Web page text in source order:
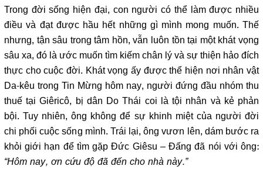
Trong đời sống hiện đại, con người có thể làm được nhiều
điều và đạt được hầu hết những gì mình mong muốn. Thế
nhưng, tận sâu trong tâm hồn, vẫn luôn tồn tại một khát vọng
sâu xa, đó là ước muốn tìm kiếm chân lý và sự thiện hảo đích
thực cho cuộc đời. Khát vọng ấy được thể hiện nơi nhân vật
Da-kêu trong Tin Mừng hôm nay, người đứng đầu nhóm thu
thuế tại Giêricô, bị dân Do Thái coi là tội nhân và kẻ phản
bội. Tuy nhiên, ông không để sự khinh miệt của người đời
chi phối cuộc sống mình. Trái lại, ông vươn lên, dám bước ra
khỏi giới hạn để tìm gặp Đức Giêsu – Đấng đã nói với ông:
“Hôm nay, ơn cứu độ đã đến cho nhà này.”